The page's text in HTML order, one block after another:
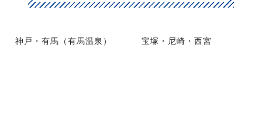
神戸・有馬（有馬温泉） 宝塚・尼崎・西宮